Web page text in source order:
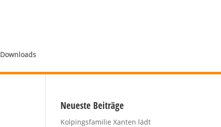
Downloads
Neueste Beiträge
Kolpingsfamilie Xanten lädt